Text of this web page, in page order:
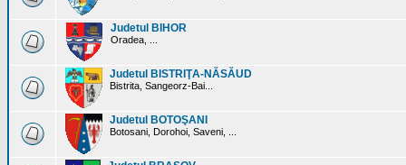
Judetul BIHOR
Oradea, ...
Judetul BISTRIŢA-NĂSĂUD
Bistrita, Sangeorz-Bai...
Judetul BOTOŞANI
Botosani, Dorohoi, Saveni, ...